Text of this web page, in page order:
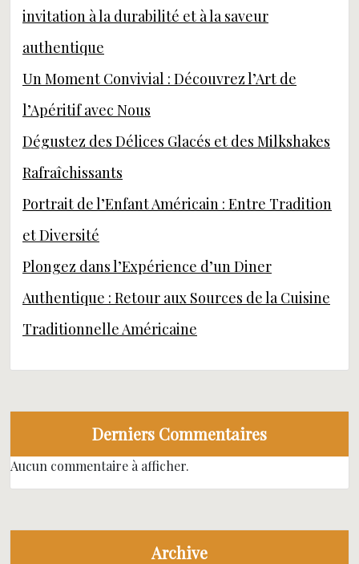
invitation à la durabilité et à la saveur
authentique
Un Moment Convivial : Découvrez l’Art de
l’Apéritif avec Nous
Dégustez des Délices Glacés et des Milkshakes
Rafraîchissants
Portrait de l’Enfant Américain : Entre Tradition
et Diversité
Plongez dans l’Expérience d’un Diner
Authentique : Retour aux Sources de la Cuisine
Traditionnelle Américaine
Derniers Commentaires
Aucun commentaire à afficher.
Archive